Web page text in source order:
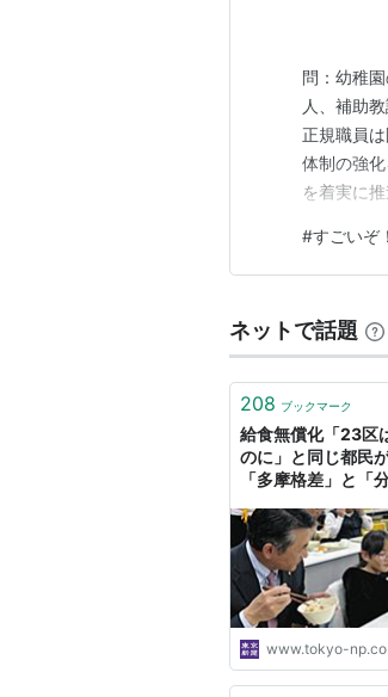
問：幼稚
人、補助
正規職員
体制の強
を着実に
容を基盤
育時間の
#すごいぞ
ネットで話題
208 ブックマーク
給食無償化「23区
のに」と同じ都民
「多摩格差」と「
新聞デジタル
www.tokyo-